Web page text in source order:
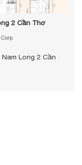
2 Cần Thơ
Long 2 Cần